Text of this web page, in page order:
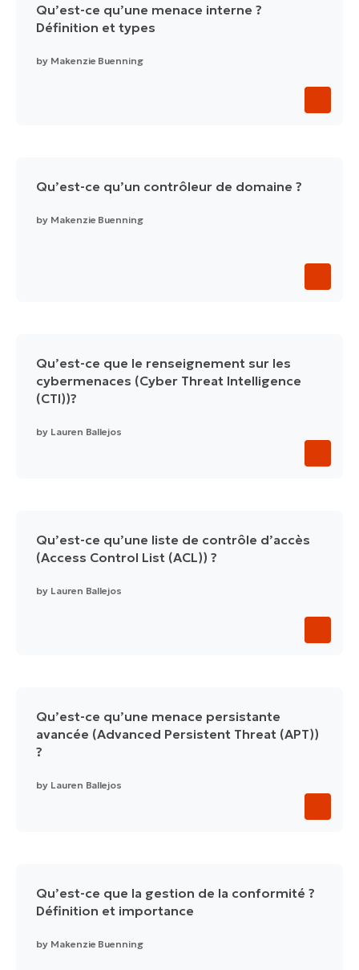
Qu’est-ce qu’une menace interne ?
Définition et types
by Makenzie Buenning
Qu’est-ce qu’un contrôleur de domaine ?
by Makenzie Buenning
Qu’est-ce que le renseignement sur les
cybermenaces (Cyber Threat Intelligence
(CTI))?
by Lauren Ballejos
Qu’est-ce qu’une liste de contrôle d’accès
(Access Control List (ACL)) ?
by Lauren Ballejos
Qu’est-ce qu’une menace persistante
avancée (Advanced Persistent Threat (APT))
?
by Lauren Ballejos
Qu’est-ce que la gestion de la conformité ?
Définition et importance
by Makenzie Buenning